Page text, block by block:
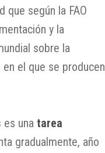
que según la FAO
y la
sobre la
el que se producen
es una tarea
gradualmente, año